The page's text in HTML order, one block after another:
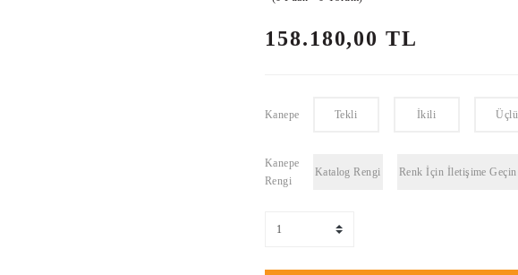
158.180,00 TL
Kanepe Tekli İkili Üçlü
Kanepe
Rengi
Katalog Rengi Renk İçin İletişime Geçin